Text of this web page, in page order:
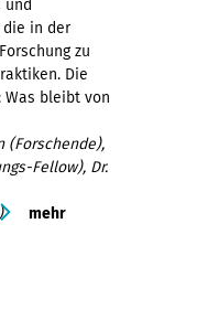
in der
zu
Die
Was bleibt von
(Forschende),
Fellow), Dr.
mehr